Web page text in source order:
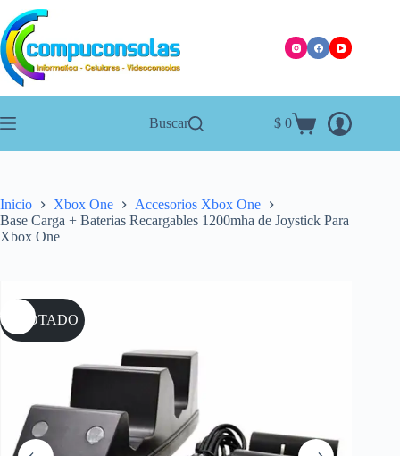
Saltar
al
contenido
Buscar
Carro
$ 0
Inicio Xbox One
Accesorios Xbox One
Base Carga + Baterias Recargables 1200mha de Joystick Para
Xbox One
AGOTADO